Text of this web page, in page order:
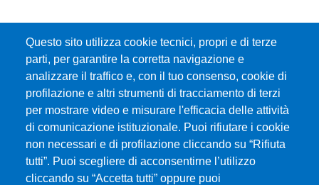
Questo sito utilizza cookie tecnici, propri e di terze
parti, per garantire la corretta navigazione e
analizzare il traffico e, con il tuo consenso, cookie di
profilazione e altri strumenti di tracciamento di terzi
per mostrare video e misurare l'efficacia delle attività
di comunicazione istituzionale. Puoi rifiutare i cookie
non necessari e di profilazione cliccando su “Rifiuta
tutti”. Puoi scegliere di acconsentirne l’utilizzo
cliccando su “Accetta tutti” oppure puoi
Università degli Studi di Messina
Piazza Pugliatti, 1 - 98122 Messina
Cod. Fiscale 80004070837